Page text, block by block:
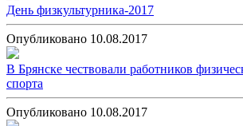
День физкультурника-2017
Опубликовано 10.08.2017
В Брянске чествовали работников
спорта
Опубликовано 10.08.2017